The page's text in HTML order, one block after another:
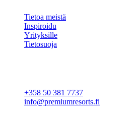
Tietoa meistä
Inspiroidu
Yrityksille
Tietosuoja
+358 50 381 7737
info@premiumresorts.fi